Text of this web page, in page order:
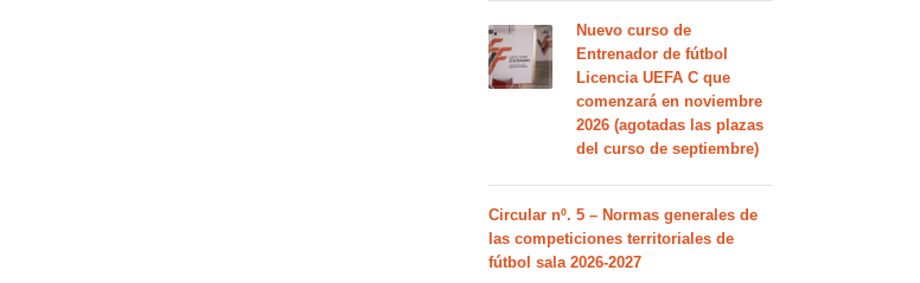
Nuevo curso de
Entrenador de fútbol
Licencia UEFA C que
comenzará en noviembre
2026 (agotadas las plazas
del curso de septiembre)
Circular nº. 5 – Normas generales de
las competiciones territoriales de
fútbol sala 2026-2027